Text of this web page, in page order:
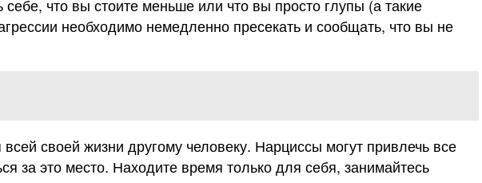
что вы стоите меньше или что вы просто глупы (а такие
необходимо немедленно пресекать и сообщать, что вы не
своей жизни другому человеку. Нарциссы могут привлечь все
за это место. Находите время только для себя, занимайтесь